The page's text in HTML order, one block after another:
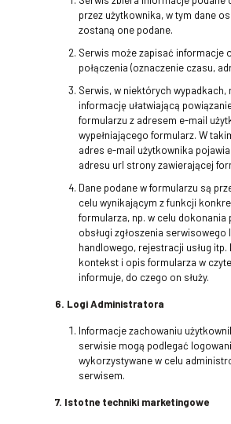
przez użytkownika, w tym dane
zostaną one podane.
Serwis może zapisać informacje
połączenia (oznaczenie czasu,
Serwis, w niektórych wypadkach,
informację ułatwiającą
formularzu z adresem e-mail
wypełniającego formularz. W
adres e-mail użytkownika
adresu url strony zawierającej
Dane podane w formularzu są
celu wynikającym z funkcji
formularza, np. w celu dokonania
obsługi zgłoszenia serwisowego
handlowego, rejestracji usług itp.
kontekst i opis formularza w
informuje, do czego on służy.
6. Logi Administratora
Informacje zachowaniu
serwisie mogą podlegać
wykorzystywane w celu
serwisem.
7. Istotne techniki marketingowe